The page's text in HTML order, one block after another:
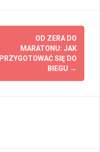
OD ZERA DO
MARATONU: JAK
PRZYGOTOWAĆ SIĘ DO
BIEGU →